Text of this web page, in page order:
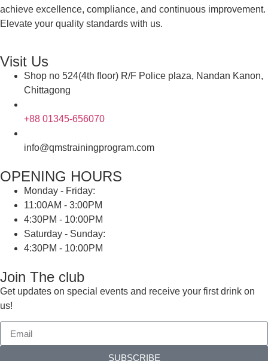
achieve excellence, compliance, and continuous improvement.
Elevate your quality standards with us.
Visit Us
Shop no 524(4th floor) R/F Police plaza, Nandan Kanon,
Chittagong
+88 01345-656070
info@qmstrainingprogram.com
OPENING HOURS
Monday - Friday:
11:00AM - 3:00PM
4:30PM - 10:00PM
Saturday - Sunday:
4:30PM - 10:00PM
Join The club
Get updates on special events and receive your first drink on
us!
SUBSCRIBE